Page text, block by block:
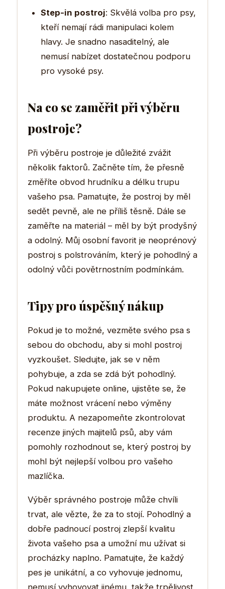
Step-in postroj: Skvělá volba pro psy,
kteří nemají rádi manipulaci kolem
hlavy. Je snadno nasaditelný, ale
nemusí nabízet dostatečnou podporu
pro vysoké psy.
Na co se zaměřit při výběru
postroje?
Při výběru postroje je důležité zvážit
několik faktorů. Začněte tím, že přesně
změříte obvod hrudníku a délku trupu
vašeho psa. Pamatujte, že postroj by měl
sedět pevně, ale ne příliš těsně. Dále se
zaměřte na materiál – měl by být prodyšný
a odolný. Můj osobní favorit je neoprénový
postroj s polstrováním, který je pohodlný a
odolný vůči povětrnostním podmínkám.
Tipy pro úspěšný nákup
Pokud je to možné, vezměte svého psa s
sebou do obchodu, aby si mohl postroj
vyzkoušet. Sledujte, jak se v něm
pohybuje, a zda se zdá být pohodlný.
Pokud nakupujete online, ujistěte se, že
máte možnost vrácení nebo výměny
produktu. A nezapomeňte zkontrolovat
recenze jiných majitelů psů, aby vám
pomohly rozhodnout se, který postroj by
mohl být nejlepší volbou pro vašeho
mazlíčka.
Výběr správného postroje může chvíli
trvat, ale vězte, že za to stojí. Pohodlný a
dobře padnoucí postroj zlepší kvalitu
života vašeho psa a umožní mu užívat si
procházky naplno. Pamatujte, že každý
pes je unikátní, a co vyhovuje jednomu,
nemusí vyhovovat jinému, takže trpělivost